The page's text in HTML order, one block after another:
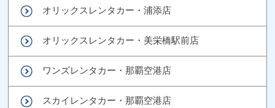
オリックスレンタカー・浦添店
オリックスレンタカー・美栄橋駅前店
ワンズレンタカー・那覇空港店
スカイレンタカー・那覇空港店